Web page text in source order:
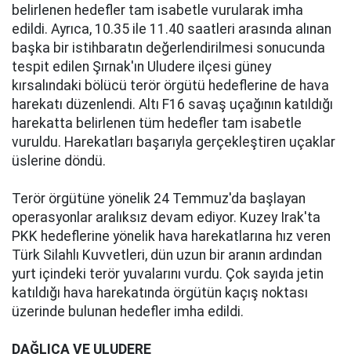
belirlenen hedefler tam isabetle vurularak imha
edildi. Ayrıca, 10.35 ile 11.40 saatleri arasında alınan
başka bir istihbaratın değerlendirilmesi sonucunda
tespit edilen Şırnak'ın Uludere ilçesi güney
kırsalındaki bölücü terör örgütü hedeflerine de hava
harekatı düzenlendi. Altı F16 savaş uçağının katıldığı
harekatta belirlenen tüm hedefler tam isabetle
vuruldu. Harekatları başarıyla gerçekleştiren uçaklar
üslerine döndü.
Terör örgütüne yönelik 24 Temmuz'da başlayan
operasyonlar aralıksız devam ediyor. Kuzey Irak'ta
PKK hedeflerine yönelik hava harekatlarına hız veren
Türk Silahlı Kuvvetleri, dün uzun bir aranın ardından
yurt içindeki terör yuvalarını vurdu. Çok sayıda jetin
katıldığı hava harekatında örgütün kaçış noktası
üzerinde bulunan hedefler imha edildi.
DAĞLICA VE ULUDERE